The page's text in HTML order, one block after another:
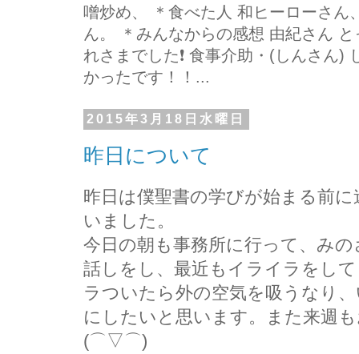
噌炒め、 ＊食べた人 和ヒーローさん
ん。 ＊みんなからの感想 由紀さん
れさまでした❗ 食事介助・(しんさん)
かったです！！...
2015年3月18日水曜日
昨日について
昨日は僕聖書の学びが始まる前
いました。
今日の朝も事務所に行って、み
話しをし、最近もイライラをし
ラついたら外の空気を吸うなり
にしたいと思います。また来週
(⌒▽⌒)